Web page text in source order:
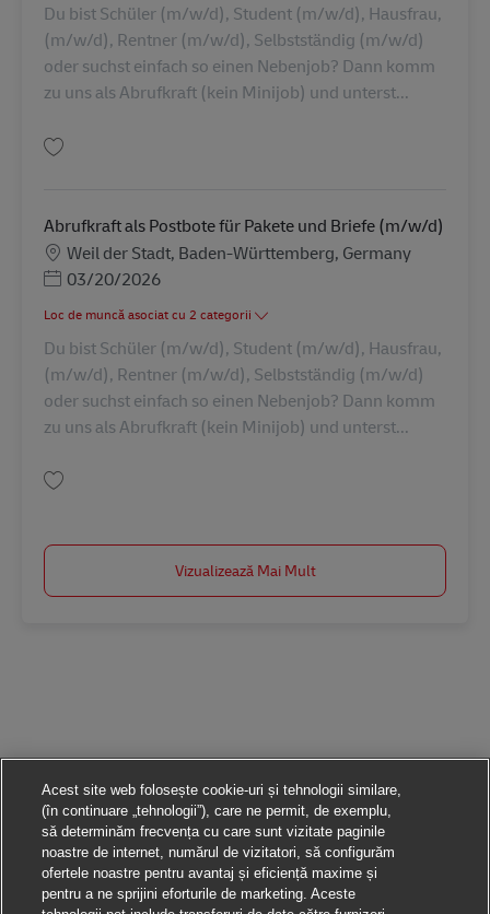
Du bist Schüler (m/w/d), Student (m/w/d), Hausfrau,
(m/w/d), Rentner (m/w/d), Selbstständig (m/w/d)
oder suchst einfach so einen Nebenjob? Dann komm
zu uns als Abrufkraft (kein Minijob) und unterst...
Abrufkraft als Postbote für Pakete und Briefe (m/w/d)
Locație
Weil der Stadt, Baden-Württemberg, Germany
Posted Date
03/20/2026
Loc de muncă asociat cu 2 categorii
Du bist Schüler (m/w/d), Student (m/w/d), Hausfrau,
(m/w/d), Rentner (m/w/d), Selbstständig (m/w/d)
oder suchst einfach so einen Nebenjob? Dann komm
zu uns als Abrufkraft (kein Minijob) und unterst...
Vizualizează Mai Mult
Acest site web folosește cookie-uri și tehnologii similare,
(în continuare „tehnologii”), care ne permit, de exemplu,
să determinăm frecvența cu care sunt vizitate paginile
noastre de internet, numărul de vizitatori, să configurăm
ofertele noastre pentru avantaj și eficiență maxime și
pentru a ne sprijini eforturile de marketing. Aceste